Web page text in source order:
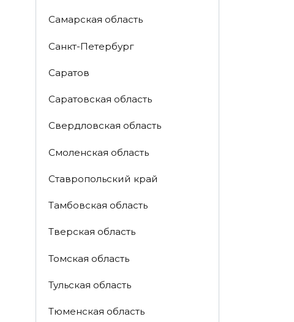
Самарская область
Санкт-Петербург
Саратов
Саратовская область
Свердловская область
Смоленская область
Ставропольский край
Тамбовская область
Тверская область
Томская область
Тульская область
Тюменская область